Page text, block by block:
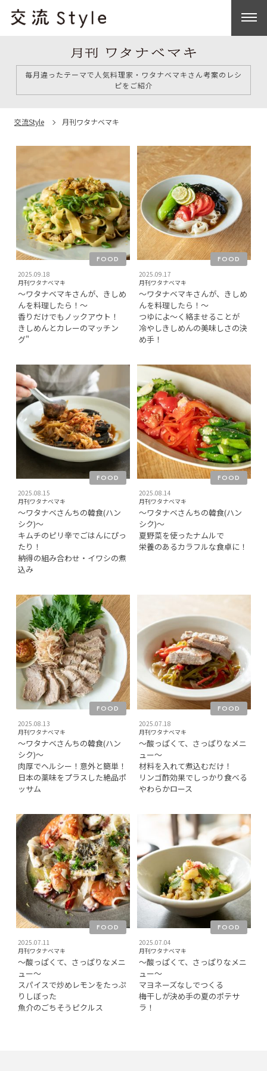
毎月違ったテーマで人気料理家・ワタナベマキさん考案のレシ
ピをご紹介
交流Style 月刊ワタナベマキ
2025.09.18
FOOD
月刊ワタナベマキ
〜ワタナベマキさんが、きしめ
んを料理したら！〜
香りだけでもノックアウト！
きしめんとカレーのマッチン
グ"
2025.09.17
FOOD
月刊ワタナベマキ
〜ワタナベマキさんが、きしめ
んを料理したら！〜
つゆによ〜く絡ませることが
冷やしきしめんの美味しさの決
め手！
2025.08.15
FOOD
月刊ワタナベマキ
〜ワタナベさんちの韓食(ハン
シク)〜
キムチのピリ辛でごはんにぴっ
たり！
納得の組み合わせ・イワシの煮
込み
2025.08.14
FOOD
月刊ワタナベマキ
〜ワタナベさんちの韓食(ハン
シク)〜
夏野菜を使ったナムルで
栄養のあるカラフルな食卓に！
2025.08.13
FOOD
月刊ワタナベマキ
〜ワタナベさんちの韓食(ハン
シク)〜
肉厚でヘルシー！意外と簡単！
日本の薬味をプラスした絶品ポ
ッサム
2025.07.18
FOOD
月刊ワタナベマキ
〜酸っぱくて、さっぱりなメニ
ュー〜
材料を入れて煮込むだけ！
リンゴ酢効果でしっかり食べる
やわらかロース
2025.07.11
FOOD
月刊ワタナベマキ
〜酸っぱくて、さっぱりなメニ
ュー〜
スパイスで炒めレモンをたっぷ
りしぼった
魚介のごちそうピクルス
2025.07.04
FOOD
月刊ワタナベマキ
〜酸っぱくて、さっぱりなメニ
ュー〜
マヨネーズなしでつくる
梅干しが決め手の夏のポテサ
ラ！